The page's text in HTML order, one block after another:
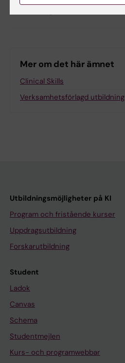
Mer om det här ämnet
Clinical Skills
Verksamhetsförlagd utbildning
Utbildningsmöjligheter på KI
Program och fristående kurser
Uppdragsutbildning
Forskarutbildning
Student
Ladok
Canvas
Schema
Studentmejlen
Kurs- och programwebbar